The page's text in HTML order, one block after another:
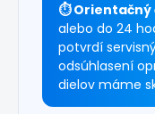
⏱ Orientačný
alebo do 24
potvrdí
odsúhlasení
dielov máme